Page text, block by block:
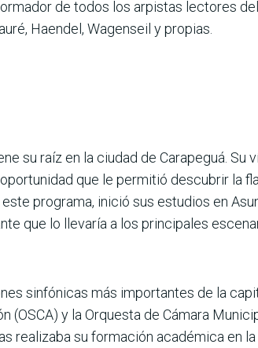
de todos los arpistas lectores
Haendel, Wagenseil y propias.
su raíz en la ciudad de Carapeguá. Su
que le permitió descubrir la
programa, inició sus estudios en
que lo llevaría a los principales
sinfónicas más importantes de la
(OSCA) y la Orquesta de Cámara
realizaba su formación académica en